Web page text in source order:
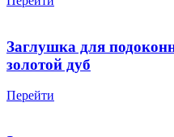
Заглушка для
золотой дуб
Перейти